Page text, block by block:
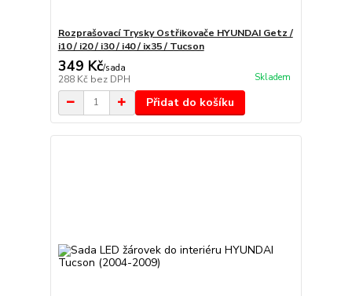
Rozprašovací Trysky Ostřikovače HYUNDAI Getz /
i10 / i20 / i30 / i40 / ix35 / Tucson
349 Kč/sada
288 Kč bez DPH Skladem
Přidat do košíku